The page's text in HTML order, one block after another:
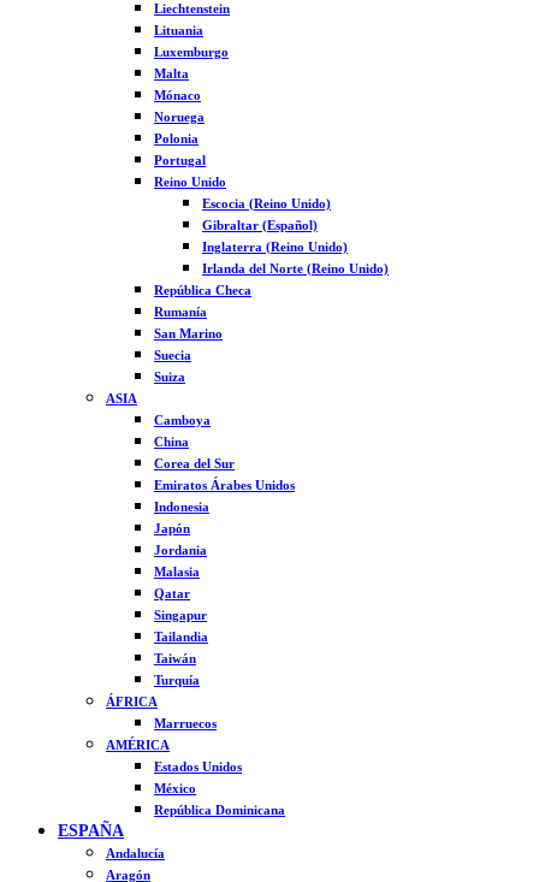
Liechtenstein
Lituania
Luxemburgo
Malta
Mónaco
Noruega
Polonia
Portugal
Reino Unido
Escocia (Reino Unido)
Gibraltar (Español)
Inglaterra (Reino Unido)
Irlanda del Norte (Reino Unido)
República Checa
Rumanía
San Marino
Suecia
Suiza
ASIA
Camboya
China
Corea del Sur
Emiratos Árabes Unidos
Indonesia
Japón
Jordania
Malasia
Qatar
Singapur
Tailandia
Taiwán
Turquía
ÁFRICA
Marruecos
AMÉRICA
Estados Unidos
México
República Dominicana
ESPAÑA
Andalucía
Aragón